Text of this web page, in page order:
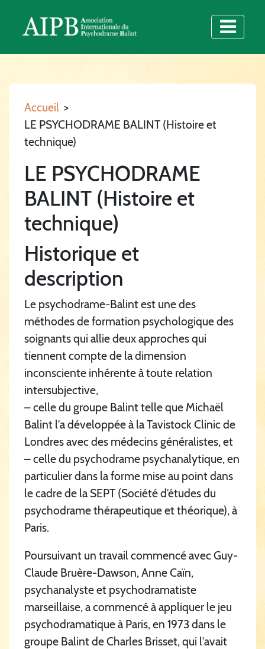
Accueil >
LE PSYCHODRAME BALINT (Histoire et
technique)
LE PSYCHODRAME
BALINT (Histoire et
technique)
Historique et
description
Le psychodrame-Balint est une des
méthodes de formation psychologique des
soignants qui allie deux approches qui
tiennent compte de la dimension
inconsciente inhérente à toute relation
intersubjective,
– celle du groupe Balint telle que Michaël
Balint l’a développée à la Tavistock Clinic de
Londres avec des médecins généralistes, et
– celle du psychodrame psychanalytique, en
particulier dans la forme mise au point dans
le cadre de la SEPT (Société d’études du
psychodrame thérapeutique et théorique), à
Paris.
Poursuivant un travail commencé avec Guy-
Claude Bruère-Dawson, Anne Caïn,
psychanalyste et psychodramatiste
marseillaise, a commencé à appliquer le jeu
psychodramatique à Paris, en 1973 dans le
groupe Balint de Charles Brisset, qui l’avait